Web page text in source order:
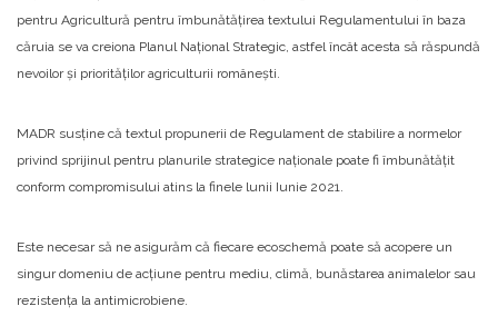
pentru Agricultură pentru îmbunătățirea textului Regulamentului în baza
căruia se va creiona Planul Național Strategic, astfel încât acesta să răspundă
nevoilor și priorităților agriculturii românești.
MADR susține că textul propunerii de Regulament de stabilire a normelor
privind sprijinul pentru planurile strategice naționale poate fi îmbunătățit
conform compromisului atins la finele lunii Iunie 2021.
Este necesar să ne asigurăm că fiecare ecoschemă poate să acopere un
singur domeniu de acțiune pentru mediu, climă, bunăstarea animalelor sau
rezistența la antimicrobiene.